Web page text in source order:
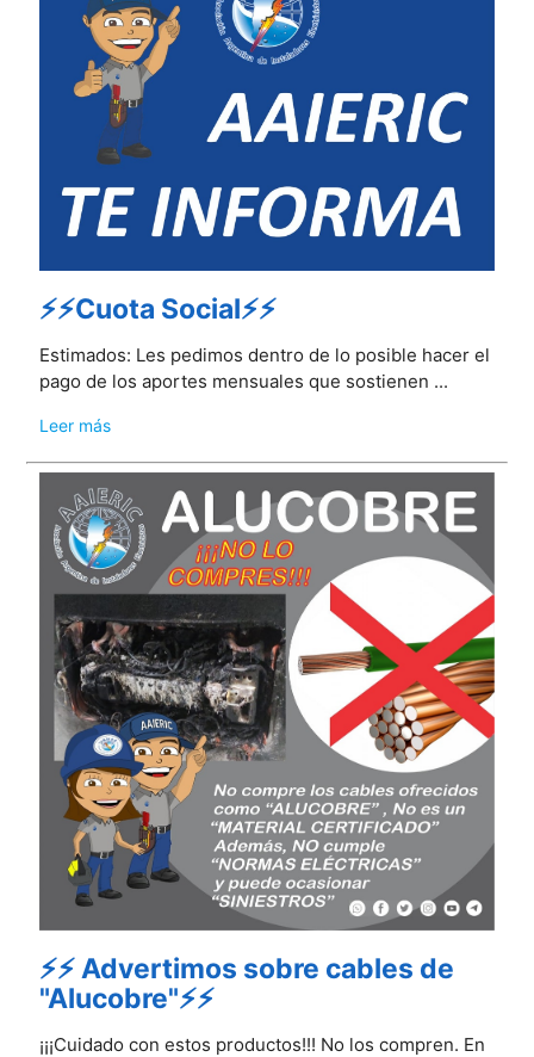
⚡⚡Cuota Social⚡⚡
Estimados: Les pedimos dentro de lo posible hacer el
pago de los aportes mensuales que sostienen ...
Leer más
⚡⚡ Advertimos sobre cables de
"Alucobre"⚡⚡
¡¡¡Cuidado con estos productos!!! No los compren. En